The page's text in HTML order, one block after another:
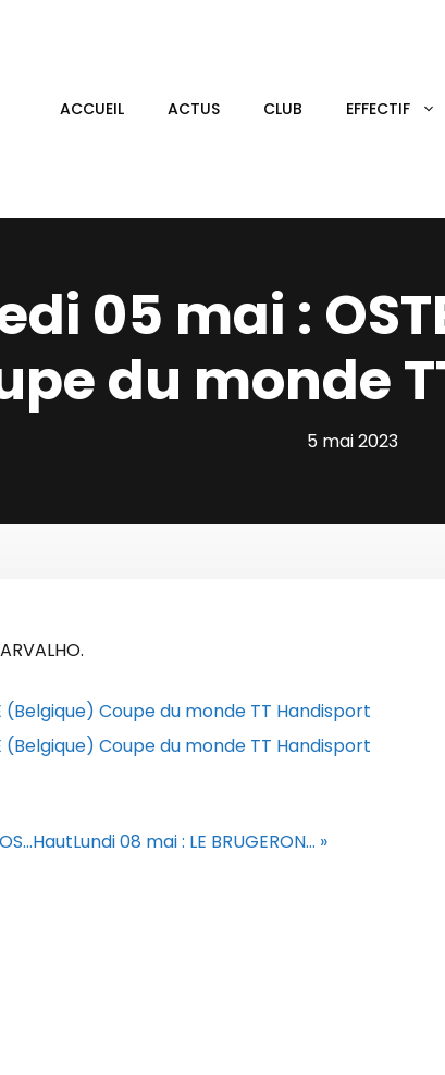
ACCUEIL ACTUS CLUB EFFECTIF
05 mai :
du monde
5 mai 2023
HautLundi 08 mai : LE BRUGERON… »